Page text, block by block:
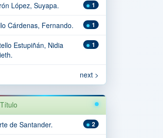
1
López, Suyapa.
1
Cárdenas, Fernando.
1
Estupiñán, Nidia
next >
Título
2
de Santander.